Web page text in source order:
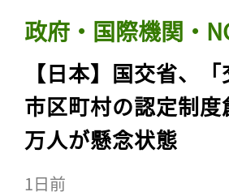
政府・国際機関・
【日本】国交省、
市区町村の認定制
万人が懸念状態
1日前